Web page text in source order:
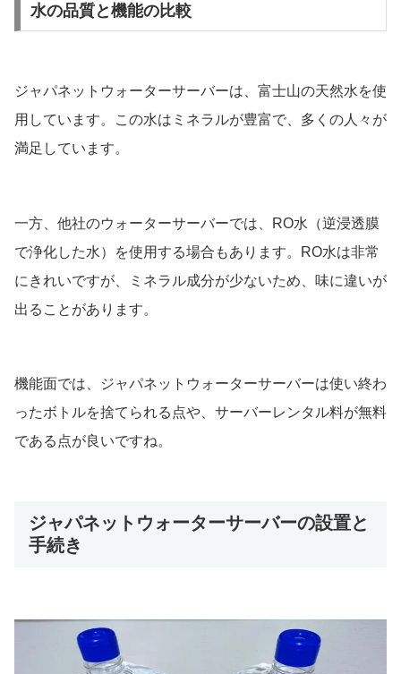
水の品質と機能の比較
ジャパネットウォーターサーバーは、富士山の天然水を使
用しています。この水はミネラルが豊富で、多くの人々が
満足しています。
一方、他社のウォーターサーバーでは、RO水（逆浸透膜
で浄化した水）を使用する場合もあります。RO水は非常
にきれいですが、ミネラル成分が少ないため、味に違いが
出ることがあります。
機能面では、ジャパネットウォーターサーバーは使い終わ
ったボトルを捨てられる点や、サーバーレンタル料が無料
である点が良いですね。
ジャパネットウォーターサーバーの設置と
手続き